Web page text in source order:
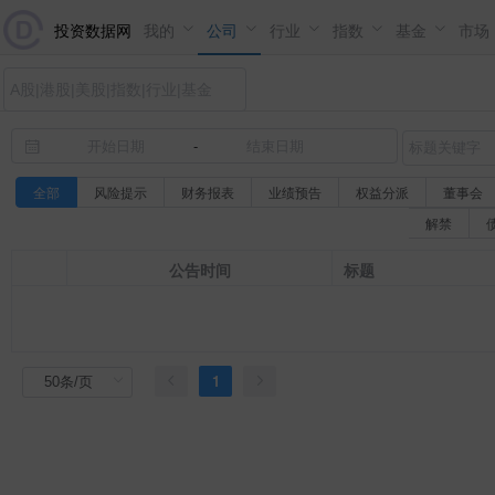
投资数据网 我的 公司 行业 指数 基金 市场
-
全部 风险提示 财务报表 业绩预告 权益分派
董事会
解禁
公告时间 标题
1